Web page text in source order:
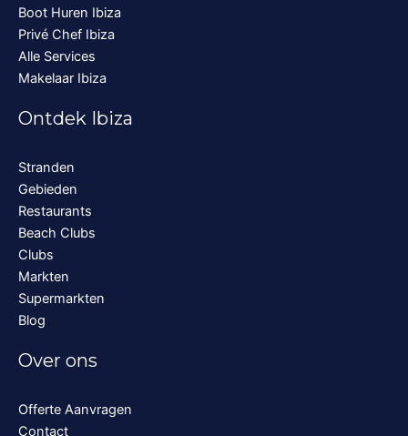
Boot Huren Ibiza
Privé Chef Ibiza
Alle Services
Makelaar Ibiza
Ontdek Ibiza
Stranden
Gebieden
Restaurants
Beach Clubs
Clubs
Markten
Supermarkten
Blog
Over ons
Offerte Aanvragen
Contact